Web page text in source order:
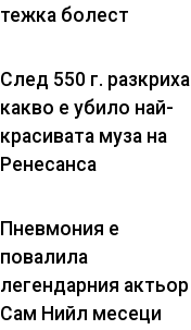
тежка болест
След 550 г. разкриха
какво е убило най-
красивата муза на
Ренесанса
Пневмония е
повалила
легендарния актьор
Сам Нийл месеци